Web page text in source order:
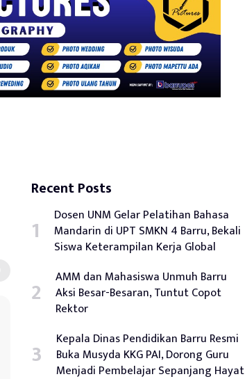
Recent Posts
Dosen UNM Gelar Pelatihan Bahasa
Mandarin di UPT SMKN 4 Barru, Bekali
Siswa Keterampilan Kerja Global
AMM dan Mahasiswa Unmuh Barru
Aksi Besar-Besaran, Tuntut Copot
Rektor
Kepala Dinas Pendidikan Barru Resmi
Buka Musyda KKG PAI, Dorong Guru
Menjadi Pembelajar Sepanjang Hayat